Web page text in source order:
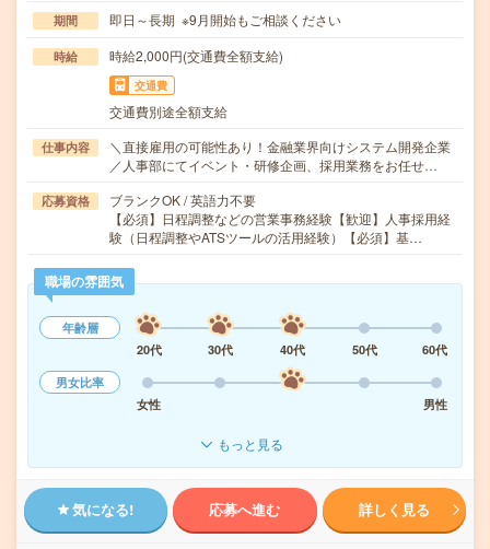
期間 即日～長期 ※9月開始もご相談ください
時給 時給2,000円(交通費全額支給)
交通費
交通費別途全額支給
仕事内容
＼直接雇用の可能性あり！金融業界向けシステム開発企業
／人事部にてイベント・研修企画、採用業務をお任せ…
応募資格
ブランクOK / 英語力不要
【必須】日程調整などの営業事務経験【歓迎】人事採用経
験（日程調整やATSツールの活用経験）【必須】基…
職場の雰囲気
年齢層
20代
30代 40代 50代
60代
男女比率
女性
男性
もっと見る
気になる! 応募へ進む 詳しく見る